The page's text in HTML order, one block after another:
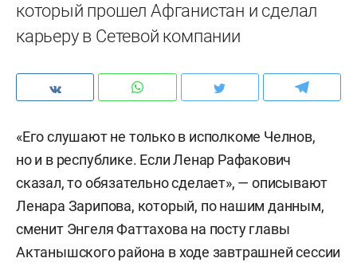
который прошел Афганистан и сделал
карьеру в Сетевой компании
«Его слушают не только в исполкоме Челнов,
но и в республике. Если Ленар Рафакович
сказал, то обязательно сделает», — описывают
Ленара Зарипова, который, по нашим данным,
сменит Энгеля Фаттахова на посту главы
Актанышского района в ходе завтрашней сессии